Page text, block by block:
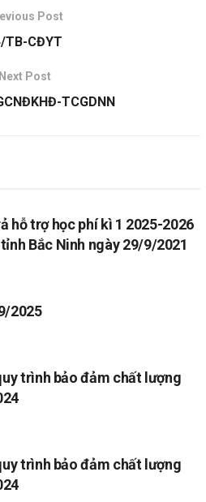
Post
TB-CĐYT
Next Post
TCGDNN
hỗ trợ học phí kì 1 2025-2026
Bắc Ninh ngày 29/9/2021
2025
trình bảo đảm chất lượng
trình bảo đảm chất lượng